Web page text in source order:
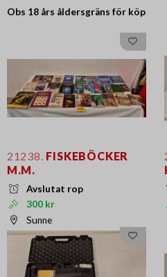
Obs 18 års åldersgräns för köp
21238. FISKEBÖCKER
M.M.
Avslutat rop
300 kr
Sunne